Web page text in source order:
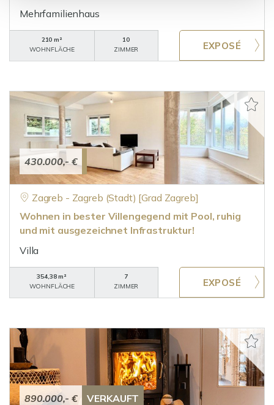
Mehrfamilienhaus
210 m²
WOHNFLÄCHE
10
ZIMMER
430.000,- €
Zagreb - Zagreb (Stadt) [Grad Zagreb]
Wohnen in bester Villengegend mit Pool, ruhig
und mit ausgezeichnet Infrastruktur!
Villa
354,38 m²
WOHNFLÄCHE
7
ZIMMER
890.000,- € VERKAUFT